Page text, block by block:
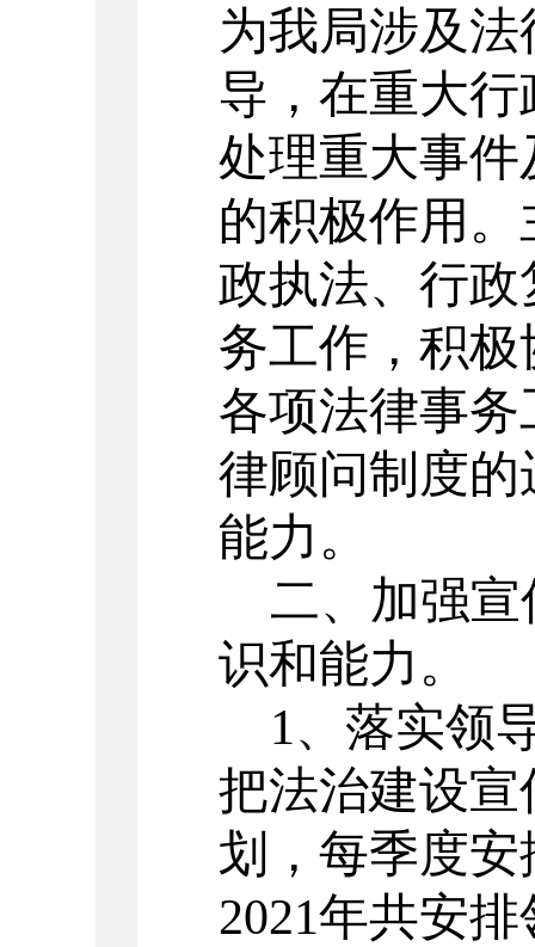
为我局涉及
导， 在重大行
处理重大事
的积极作用 。
政执法、行
务工作，积
各项法律事
律顾问制度
能力 。
二、加强
识和能力。
1、落实领
把法治建设
划，每季度
2021年共安排